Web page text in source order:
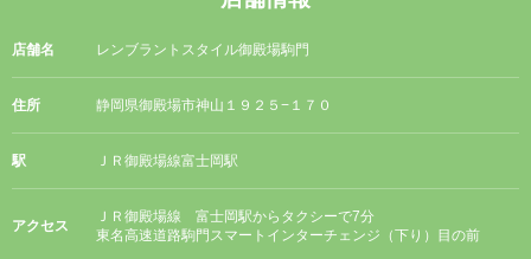
店舗名 レンブラントスタイル御殿場駒門
住所 静岡県御殿場市神山１９２５−１７０
駅 ＪＲ御殿場線富士岡駅
アクセス
ＪＲ御殿場線 富士岡駅からタクシーで7分
東名高速道路駒門スマートインターチェンジ（下り）目の前